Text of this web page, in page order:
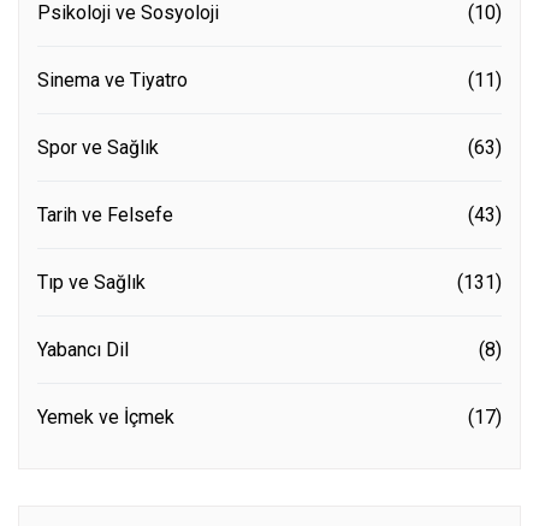
Psikoloji ve Sosyoloji (10)
Sinema ve Tiyatro (11)
Spor ve Sağlık (63)
Tarih ve Felsefe (43)
Tıp ve Sağlık (131)
Yabancı Dil (8)
Yemek ve İçmek (17)